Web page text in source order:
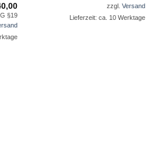
§19
zzgl. Versand
Lieferzeit: ca. 10 Werktage